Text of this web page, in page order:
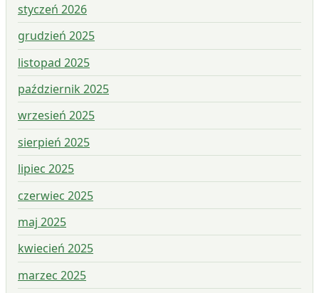
styczeń 2026
grudzień 2025
listopad 2025
październik 2025
wrzesień 2025
sierpień 2025
lipiec 2025
czerwiec 2025
maj 2025
kwiecień 2025
marzec 2025